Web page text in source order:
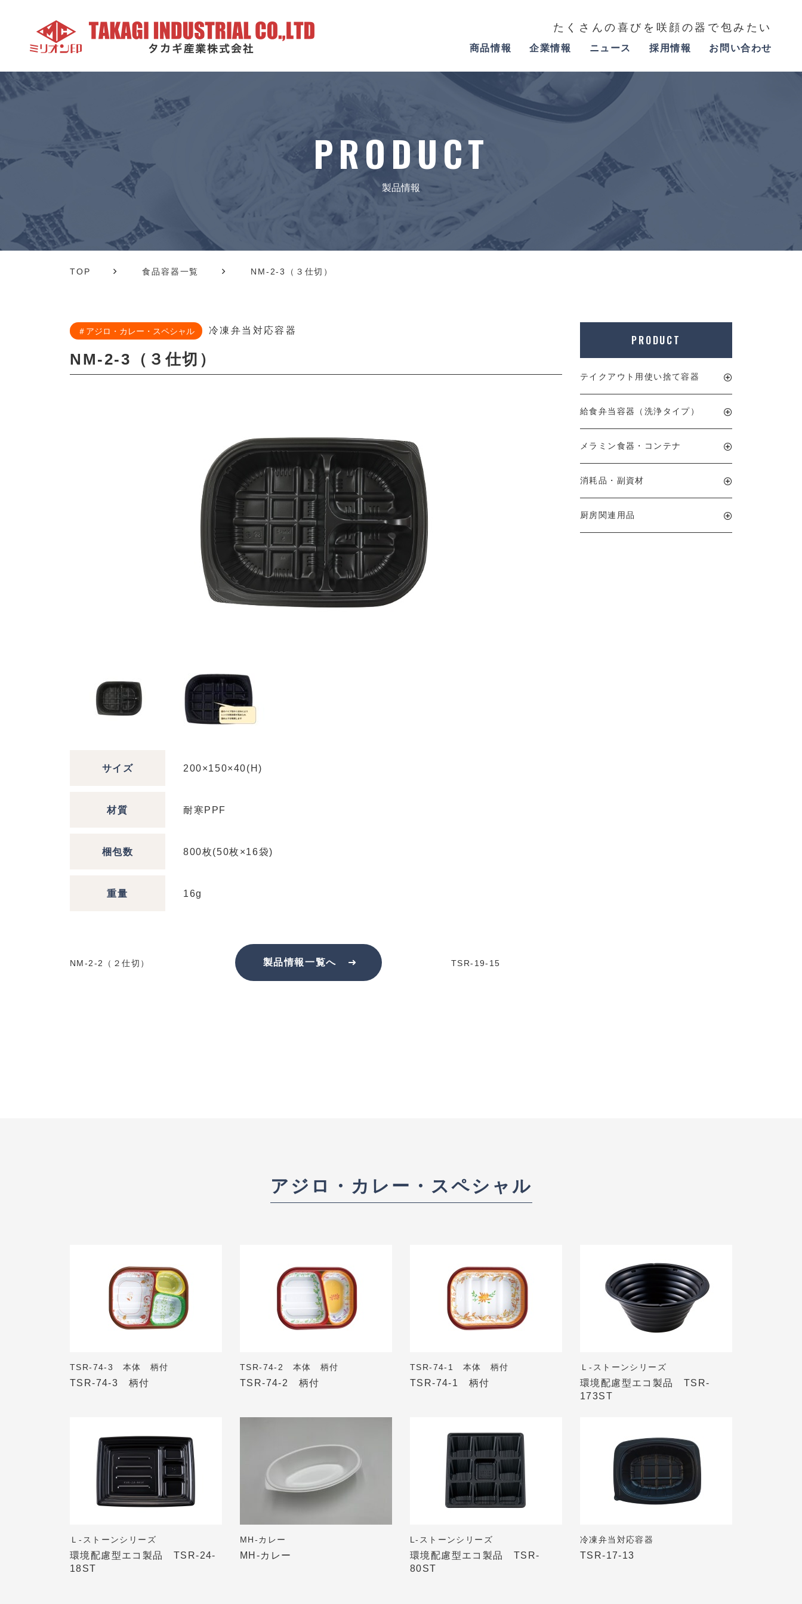
たくさんの喜びを咲顔の器で包みたい
商品情報 企業情報 ニュース 採用情報 お問い合わせ
PRODUCT
製品情報
TOP 食品容器一覧 NM-2-3（３仕切）
＃アジロ・カレー・スペシャル 冷凍弁当対応容器
NM-2-3（３仕切）
サイズ 200×150×40(H)
材質 耐寒PPF
梱包数 800枚(50枚×16袋)
重量 16g
NM-2-2（２仕切） 製品情報一覧へ TSR-19-15
PRODUCT
テイクアウト用使い捨て容器
給食弁当容器（洗浄タイプ）
メラミン食器・コンテナ
消耗品・副資材
厨房関連用品
アジロ・カレー・スペシャル
TSR-74-3 本体 柄付
TSR-74-3 柄付
TSR-74-2 本体 柄付
TSR-74-2 柄付
TSR-74-1 本体 柄付
TSR-74-1 柄付
Ｌ-ストーンシリーズ
環境配慮型エコ製品 TSR-
173ST
Ｌ-ストーンシリーズ
環境配慮型エコ製品 TSR-24-
18ST
MH-カレー
MH-カレー
L-ストーンシリーズ
環境配慮型エコ製品 TSR-
80ST
冷凍弁当対応容器
TSR-17-13